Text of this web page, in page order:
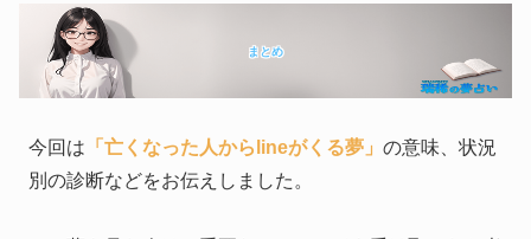
まとめ
今回は 「亡くなった人からlineがくる夢」 の意味、状況
別の診断などをお伝えしました。